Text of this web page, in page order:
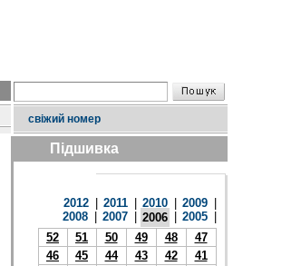
свіжий номер
Підшивка
2012 2011 2010 2009
2008
2007 2006 2005
52
51 50 49 48
47
46
45 44 43 42
41